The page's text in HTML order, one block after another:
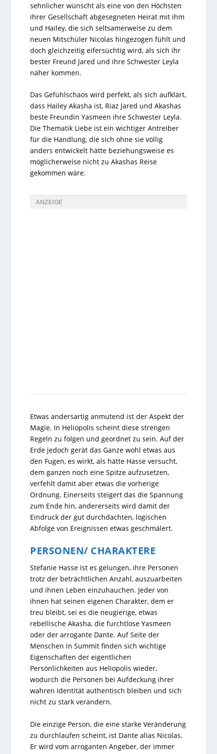
sehnlicher wünscht als eine von den Höchsten
ihrer Gesellschaft abgesegneten Heirat mit ihm
und Hailey, die sich seltsamerweise zu dem
neuen Mitschüler Nicolas hingezogen fühlt und
doch gleichzeitig eifersüchtig wird, als sich ihr
bester Freund Jared und ihre Schwester Leyla
näher kommen.
Das Gefühlschaos wird perfekt, als sich aufklärt,
dass Hailey Akasha ist, Riaz Jared und Akashas
beste Freundin Yasmeen ihre Schwester Leyla.
Die Thematik Liebe ist ein wichtiger Antreiber
für die Handlung, die sich ohne sie völlig
anders entwickelt hätte beziehungsweise es
möglicherweise nicht zu Akashas Reise
gekommen wäre.
ANZEIGE
Etwas andersartig anmutend ist der Aspekt der
Magie. In Heliopolis scheint diese strengen
Regeln zu folgen und geordnet zu sein. Auf der
Erde jedoch gerät das Ganze wohl etwas aus
den Fugen, es wirkt, als hätte Hasse versucht,
dem ganzen noch eine Spitze aufzusetzen,
verfehlt damit aber etwas die vorherige
Ordnung. Einerseits steigert das die Spannung
zum Ende hin, andererseits wird damit der
Eindruck der gut durchdachten, logischen
Abfolge von Ereignissen etwas geschmälert.
PERSONEN/ CHARAKTERE
Stefanie Hasse ist es gelungen, ihre Personen
trotz der beträchtlichen Anzahl, auszuarbeiten
und ihnen Leben einzuhauchen. Jeder von
ihnen hat seinen eigenen Charakter, dem er
treu bleibt, sei es die neugierige, etwas
rebellische Akasha, die furchtlose Yasmeen
oder der arrogante Dante. Auf Seite der
Menschen in Summit finden sich wichtige
Eigenschaften der eigentlichen
Persönlichkeiten aus Heliopolis wieder,
wodurch die Personen bei Aufdeckung ihrer
wahren Identität authentisch bleiben und sich
nicht zu stark verändern.
Die einzige Person, die eine starke Veränderung
zu durchlaufen scheint, ist Dante alias Nicolas.
Er wird vom arroganten Angeber, der immer